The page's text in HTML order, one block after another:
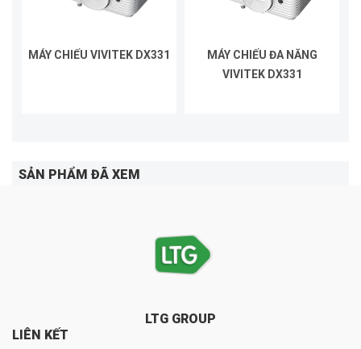
MÁY CHIẾU VIVITEK DX331
MÁY CHIẾU ĐA NĂNG
VIVITEK DX331
SẢN PHẨM ĐÃ XEM
LTG GROUP
LIÊN KẾT